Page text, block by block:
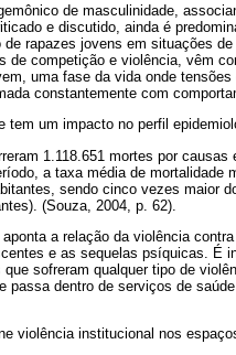
de masculinidade,
e discutido, ainda é
rapazes jovens em situações
competição e violência, vêm
uma fase da vida onde
constantemente com
tem um impacto no perfil
1.118.651 mortes por
a taxa média de mortalidade
sendo cinco vezes maior
(Souza, 2004, p. 62).
a relação da violência
e as sequelas psíquicas. É
sofreram qualquer tipo de
passa dentro de serviços de
violência institucional nos